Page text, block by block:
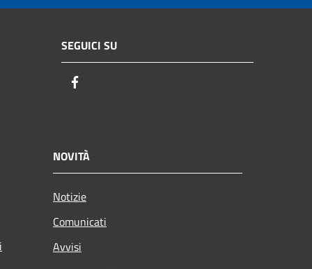
SEGUICI SU
NOVITÀ
Notizie
Comunicati
Avvisi